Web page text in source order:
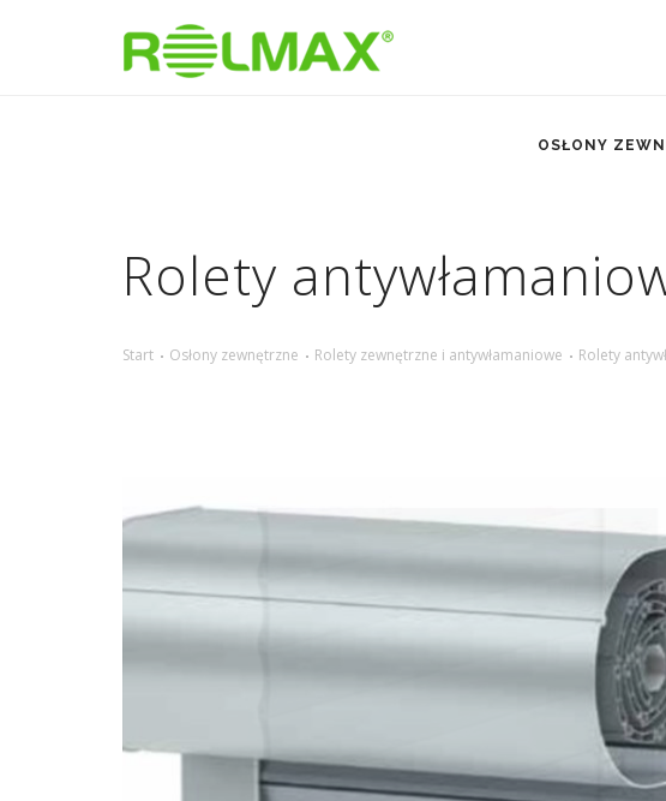
OSŁONY
Rolety
Start Osłony zewnętrzne Rolety zewnętrzne i antywłamaniowe Rolety